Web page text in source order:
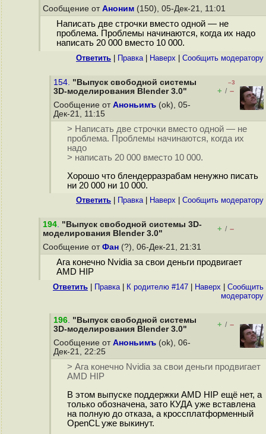
Сообщение от Аноним (150), 05-Дек-21, 11:01
Написать две строчки вместо одной — не
проблема. Проблемы начинаются, когда их надо
написать 20 000 вместо 10 000.
Ответить Правка| Наверх Cообщить модератору
154. "Выпуск свободной системы
3D-моделирования Blender 3.0"
–3
+ / –
Сообщение от Аноньимъ (ok), 05-
Дек-21, 11:15
> Написать две строчки вместо одной — не
проблема. Проблемы начинаются, когда их
надо
> написать 20 000 вместо 10 000.
Хорошо что блендерразрабам ненужно писать
ни 20 000 ни 10 000.
Ответить Правка| Наверх Cообщить модератору
194. "Выпуск свободной системы 3D-
моделирования Blender 3.0"
+ / –
Сообщение от Фан (?), 06-Дек-21, 21:31
Ага конечно Nvidia за свои деньги продвигает
AMD HIP
Ответить Правка| К родителю #147 Наверх
Cообщить
модератору
196. "Выпуск свободной системы
3D-моделирования Blender 3.0"
+ / –
Сообщение от Аноньимъ (ok), 06-
Дек-21, 22:25
> Ага конечно Nvidia за свои деньги продвигает
AMD HIP
В этом выпуске поддержки AMD HIP ещё нет, а
только обозначена, зато КУДА уже вставлена
на полную до отказа, а кроссплатформенный
OpenCL уже выкинут.